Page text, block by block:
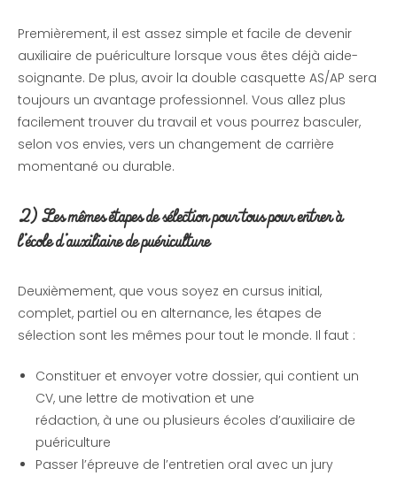
Premièrement, il est assez simple et facile de devenir
auxiliaire de puériculture lorsque vous êtes déjà aide-
soignante. De plus, avoir la double casquette AS/AP sera
toujours un avantage professionnel. Vous allez plus
facilement trouver du travail et vous pourrez basculer,
selon vos envies, vers un changement de carrière
momentané ou durable.
2) Les mêmes étapes de sélection pour tous pour entrer à
l’école d’auxiliaire de puériculture
Deuxièmement, que vous soyez en cursus initial,
complet, partiel ou en alternance, les étapes de
sélection sont les mêmes pour tout le monde. Il faut :
Constituer et envoyer votre dossier, qui contient un
CV, une lettre de motivation et une
rédaction, à une ou plusieurs écoles d’auxiliaire de
puériculture
Passer l’épreuve de l’entretien oral avec un jury